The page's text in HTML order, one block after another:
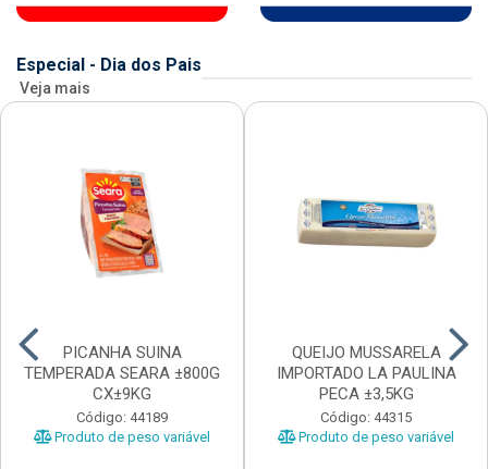
Especial - Dia dos Pais
Veja mais
PICANHA SUINA
TEMPERADA SEARA ±800G
CX±9KG
Código: 44189
Produto de peso variável
QUEIJO MUSSARELA
IMPORTADO LA PAULINA
PECA ±3,5KG
Código: 44315
Produto de peso variável